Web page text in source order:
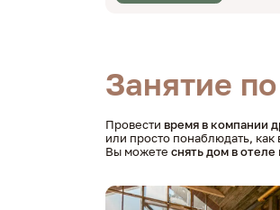
Занятие
Провести время в компании
или просто понаблюдать,
Вы можете снять дом в отеле